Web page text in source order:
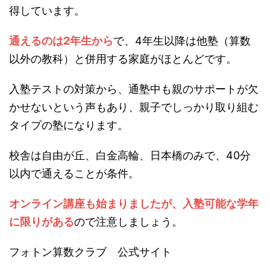
得しています。
通えるのは2年生からで、4年生以降は他塾（算数
以外の教科）と併用する家庭がほとんどです。
入塾テストの対策から、通塾中も親のサポートが欠
かせないという声もあり、親子でしっかり取り組む
タイプの塾になります。
校舎は自由が丘、白金高輪、日本橋のみで、40分
以内で通えることが条件。
オンライン講座も始まりましたが、入塾可能な学年
に限りがあるので注意しましょう。
フォトン算数クラブ 公式サイト